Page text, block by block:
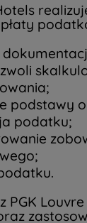
podstawy
podatku;
PGK